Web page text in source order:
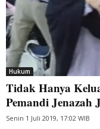
Hukum
Tidak Hanya
Pemandi Jenazah
Senin 1 Juli 2019, 17:02 WIB